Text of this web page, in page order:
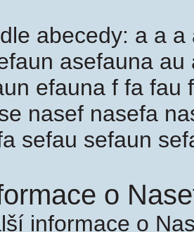
abecedy: a a
asefauna
efauna f fa fau
nasef nasefa
sefau sefaun
o
informace o